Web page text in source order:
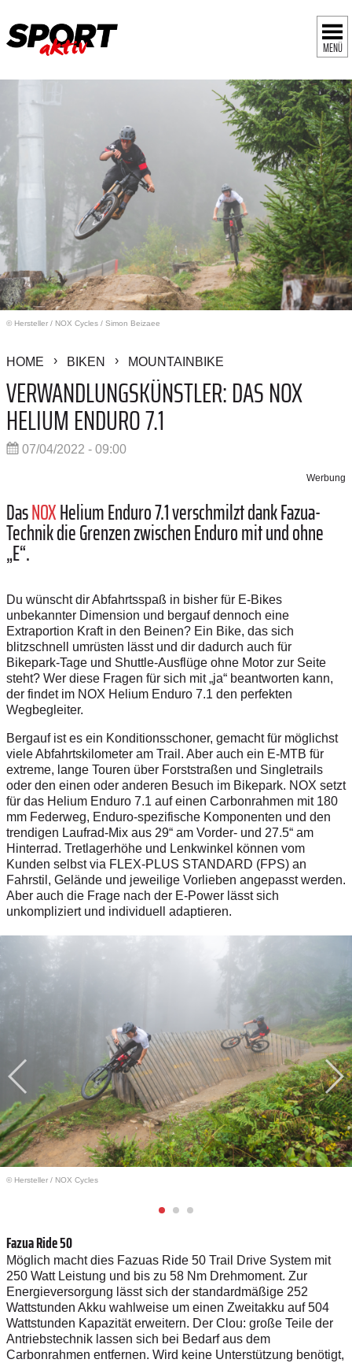
MENÜ
© Hersteller / NOX Cycles / Simon Beizaee
HOME BIKEN MOUNTAINBIKE
VERWANDLUNGSKÜNSTLER: DAS NOX
HELIUM ENDURO 7.1
07/04/2022 - 09:00
Werbung
DasNOXHelium Enduro 7.1 verschmilzt dank Fazua-
Technik die Grenzen zwischen Enduro mit und ohne
„E“.
Du wünscht dir Abfahrtsspaß in bisher für E-Bikes
unbekannter Dimension und bergauf dennoch eine
Extraportion Kraft in den Beinen? Ein Bike, das sich
blitzschnell umrüsten lässt und dir dadurch auch für
Bikepark-Tage und Shuttle-Ausflüge ohne Motor zur Seite
steht? Wer diese Fragen für sich mit „ja“ beantworten kann,
der findet im NOX Helium Enduro 7.1 den perfekten
Wegbegleiter.
Bergauf ist es ein Konditionsschoner, gemacht für möglichst
viele Abfahrtskilometer am Trail. Aber auch ein E-MTB für
extreme, lange Touren über Forststraßen und Singletrails
oder den einen oder anderen Besuch im Bikepark. NOX setzt
für das Helium Enduro 7.1 auf einen Carbonrahmen mit 180
mm Federweg, Enduro-spezifische Komponenten und den
trendigen Laufrad-Mix aus 29“ am Vorder- und 27.5“ am
Hinterrad. Tretlagerhöhe und Lenkwinkel können vom
Kunden selbst via FLEX-PLUS STANDARD (FPS) an
Fahrstil, Gelände und jeweilige Vorlieben angepasst werden.
Aber auch die Frage nach der E-Power lässt sich
unkompliziert und individuell adaptieren.
© Hersteller / NOX Cycles
Fazua Ride 50
Möglich macht dies Fazuas Ride 50 Trail Drive System mit
250 Watt Leistung und bis zu 58 Nm Drehmoment. Zur
Energieversorgung lässt sich der standardmäßige 252
Wattstunden Akku wahlweise um einen Zweitakku auf 504
Wattstunden Kapazität erweitern. Der Clou: große Teile der
Antriebstechnik lassen sich bei Bedarf aus dem
Carbonrahmen entfernen. Wird keine Unterstützung benötigt,